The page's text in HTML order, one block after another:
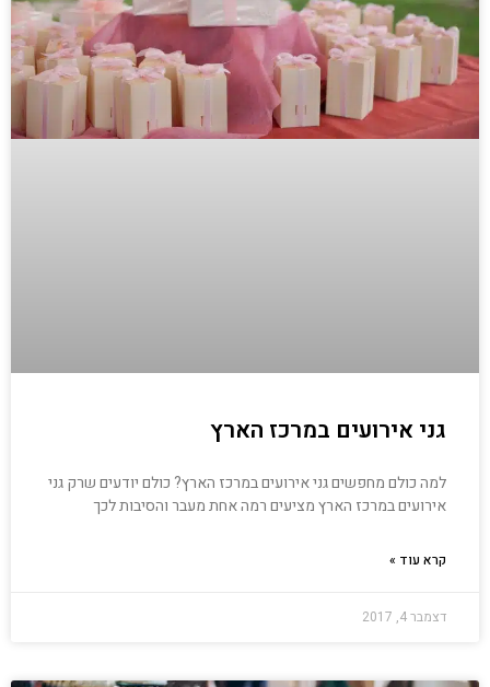
גני אירועים במרכז הארץ
למה כולם מחפשים גני אירועים במרכז הארץ? כולם יודעים שרק גני
אירועים במרכז הארץ מציעים רמה אחת מעבר והסיבות לכך
קרא עוד »
דצמבר 4, 2017